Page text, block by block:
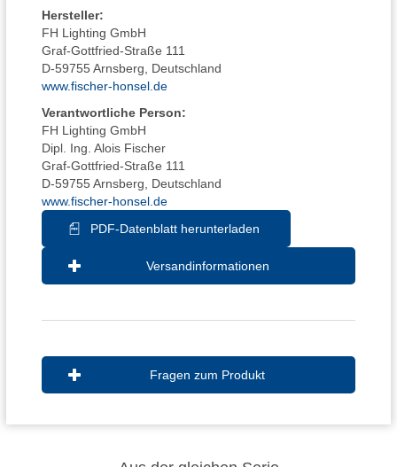
Hersteller:
FH Lighting GmbH
Graf-Gottfried-Straße 111
D-59755 Arnsberg, Deutschland
www.fischer-honsel.de
Verantwortliche Person:
FH Lighting GmbH
Dipl. Ing. Alois Fischer
Graf-Gottfried-Straße 111
D-59755 Arnsberg, Deutschland
www.fischer-honsel.de
PDF-Datenblatt herunterladen
Versandinformationen
Fragen zum Produkt